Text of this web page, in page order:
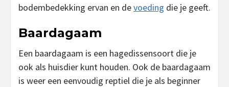
bodembedekking ervan en devoeding die je geeft.
Baardagaam
Een baardagaam is een hagedissensoort die je
ook als huisdier kunt houden. Ook de baardagaam
is weer een eenvoudig reptiel die je als beginner